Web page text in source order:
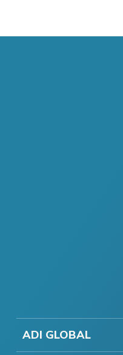
ADI GLOBAL